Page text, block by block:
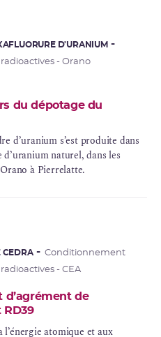
D'URANIUM
- Orano
du dépotage du
d’uranium s’est produite dans
naturel, dans les
à Pierrelatte.
CEDRA
Conditionnement
- CEA
d’agrément de
RD39
l’énergie atomique et aux